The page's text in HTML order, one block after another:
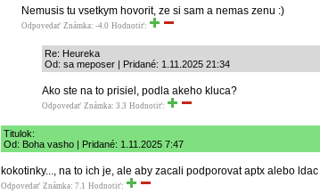
Nemusis tu vsetkym hovorit, ze si sam a nemas zenu :)
Odpovedať Známka: -4.0 Hodnotiť:
Re: Heureka
Od: sa meposer | Pridané: 1.11.2025 21:34
Ako ste na to prisiel, podla akeho kluca?
Odpovedať Známka: 3.3 Hodnotiť:
Titulok:
Od: Boha vasho | Pridané: 1.11.2025 7:47
kokotinky..., na to ich je, ale aby zacali podporovat aptx alebo
Odpovedať Známka: 7.1 Hodnotiť: